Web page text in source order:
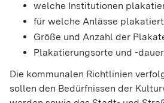
welche Institutionen
für welche Anlässe
Größe und Anzahl der
Plakatierungsorte und -
Die kommunalen Richtlinien
sollen den Bedürfnissen der